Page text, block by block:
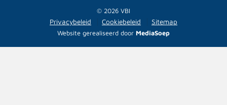
© 2026 VBI
Privacybeleid Cookiebeleid Sitemap
Website gerealiseerd door MediaSoep